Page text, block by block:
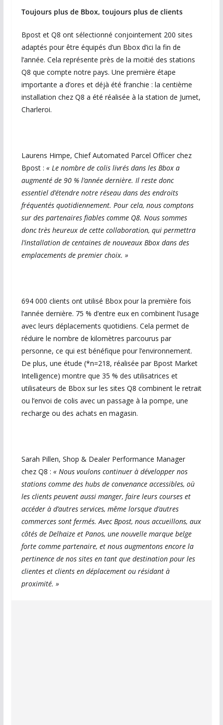
Toujours plus de Bbox, toujours plus de clients
Bpost et Q8 ont sélectionné conjointement 200 sites
adaptés pour être équipés d’un Bbox d’ici la fin de
l’année. Cela représente près de la moitié des stations
Q8 que compte notre pays. Une première étape
importante a d’ores et déjà été franchie : la centième
installation chez Q8 a été réalisée à la station de Jumet,
Charleroi.
Laurens Himpe, Chief Automated Parcel Officer chez
Bpost : « Le nombre de colis livrés dans les Bbox a
augmenté de 90 % l’année dernière. Il reste donc
essentiel d’étendre notre réseau dans des endroits
fréquentés quotidiennement. Pour cela, nous comptons
sur des partenaires fiables comme Q8. Nous sommes
donc très heureux de cette collaboration, qui permettra
l’installation de centaines de nouveaux Bbox dans des
emplacements de premier choix. »
694 000 clients ont utilisé Bbox pour la première fois
l’année dernière. 75 % d’entre eux en combinent l’usage
avec leurs déplacements quotidiens. Cela permet de
réduire le nombre de kilomètres parcourus par
personne, ce qui est bénéfique pour l’environnement.
De plus, une étude (*n=218, réalisée par Bpost Market
Intelligence) montre que 35 % des utilisatrices et
utilisateurs de Bbox sur les sites Q8 combinent le retrait
ou l’envoi de colis avec un passage à la pompe, une
recharge ou des achats en magasin.
Sarah Pillen, Shop & Dealer Performance Manager
chez Q8 : « Nous voulons continuer à développer nos
stations comme des hubs de convenance accessibles, où
les clients peuvent aussi manger, faire leurs courses et
accéder à d’autres services, même lorsque d’autres
commerces sont fermés. Avec Bpost, nous accueillons, aux
côtés de Delhaize et Panos, une nouvelle marque belge
forte comme partenaire, et nous augmentons encore la
pertinence de nos sites en tant que destination pour les
clientes et clients en déplacement ou résidant à
proximité. »